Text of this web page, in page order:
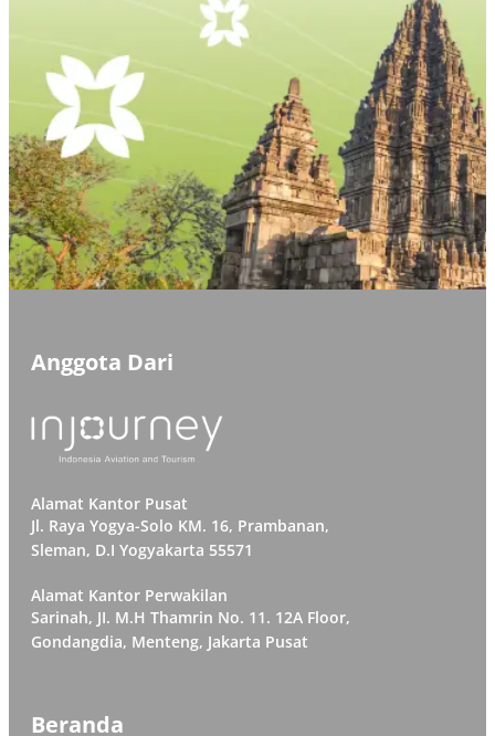
Anggota Dari
Alamat Kantor Pusat
Jl. Raya Yogya-Solo KM. 16, Prambanan,
Sleman, D.I Yogyakarta 55571
Alamat Kantor Perwakilan
Sarinah, JI. M.H Thamrin No. 11. 12A Floor,
Gondangdia, Menteng, Jakarta Pusat
Beranda